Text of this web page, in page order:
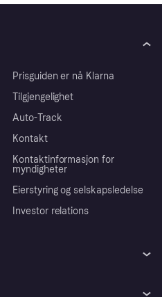
Prisguiden er nå Klarna
Tilgjengelighet
Auto-Track
Kontakt
Kontaktinformasjon for
myndigheter
Eierstyring og selskapsledelse
Investor relations